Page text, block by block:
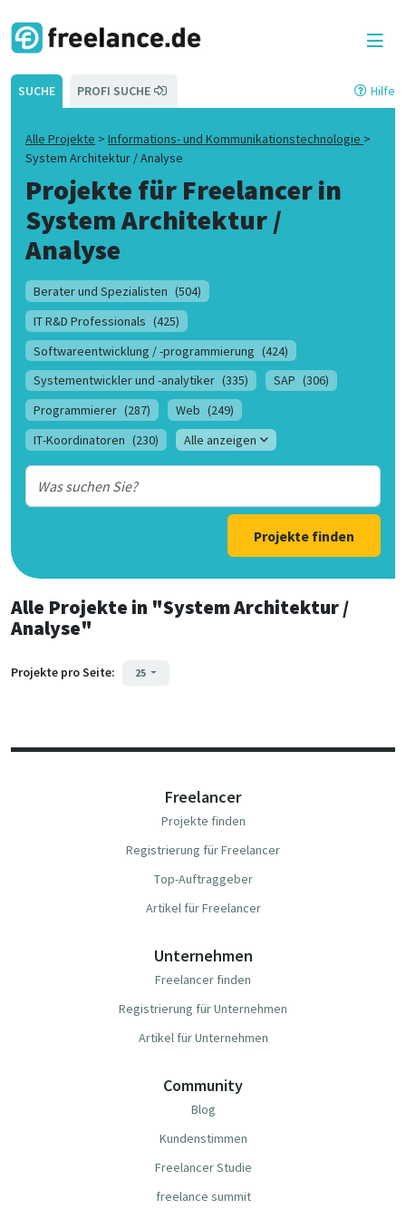
SUCHE PROFI SUCHE Hilfe
Alle Projekte > Informations- und Kommunikationstechnologie >
System Architektur / Analyse
Projekte für Freelancer in
System Architektur /
Analyse
Berater und Spezialisten (504)
IT R&D Professionals (425)
Softwareentwicklung / -programmierung (424)
Systementwickler und -analytiker (335) SAP (306)
Programmierer (287) Web (249)
IT-Koordinatoren (230) Alle anzeigen
Projekte finden
Alle Projekte in "System Architektur /
Analyse"
Projekte pro Seite: 25
Freelancer
Projekte finden
Registrierung für Freelancer
Top-Auftraggeber
Artikel für Freelancer
Unternehmen
Freelancer finden
Registrierung für Unternehmen
Artikel für Unternehmen
Community
Blog
Kundenstimmen
Freelancer Studie
freelance summit